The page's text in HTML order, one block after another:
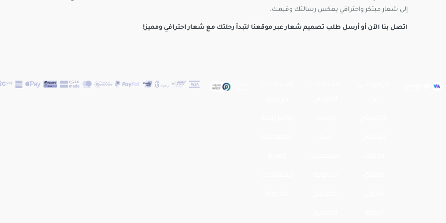
إلى شعار مبتكر واحترافي يعكس رسالتك وقيمك.
اتصل بنا الآن أو أرسل طلب تصميم شعار عبر موقعنا لتبدأ رحلتك مع شعار احترافي ومميز!